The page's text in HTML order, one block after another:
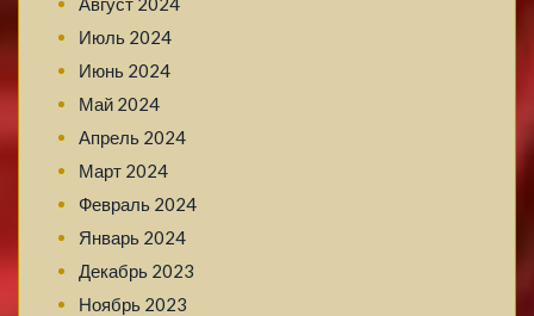
Июль 2024
Июнь 2024
Май 2024
Апрель 2024
Март 2024
Февраль 2024
Январь 2024
Декабрь 2023
Ноябрь 2023